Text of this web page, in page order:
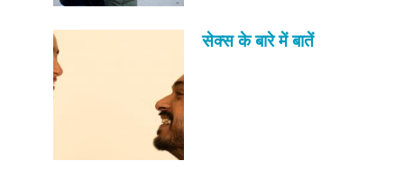
सेक्स के बारे में बातें